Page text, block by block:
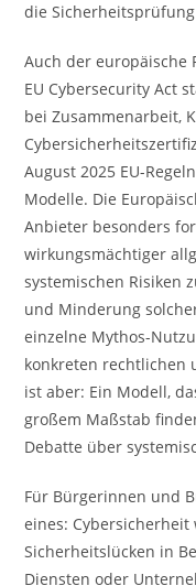
die
Auch der europäische
EU Cybersecurity Act
bei Zusammenarbeit,
August 2025 EU-
Modelle. Die
Anbieter besonders
wirkungsmächtiger
systemischen Risiken
und Minderung
einzelne Mythos-
konkreten rechtlichen
ist aber: Ein Modell,
großem Maßstab
Debatte über
Für Bürgerinnen und
eines:
Sicherheitslücken in
Diensten oder